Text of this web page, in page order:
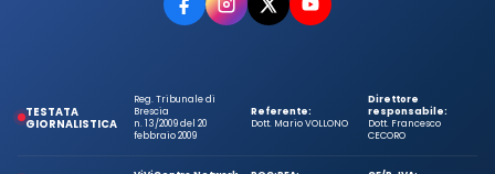
TESTATA
GIORNALISTICA
Reg. Tribunale di
Brescia
n. 13/2009 del 20
febbraio 2009
Referente:
Dott. Mario VOLLONO
Direttore
responsabile:
Dott. Francesco
CECORO